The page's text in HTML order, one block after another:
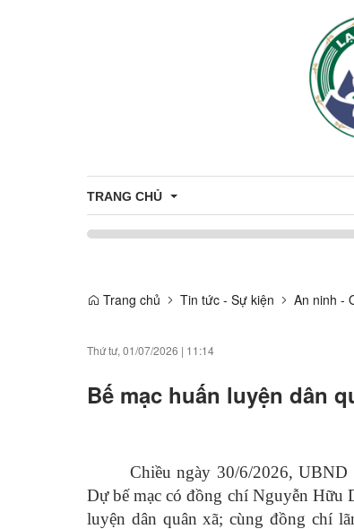
TRANG CHỦ
Thông tin chung
Trang chủ Tin tức - Sự kiện An ninh -
Thứ tư, 01/07/2026 | 11:14
Bế mạc huấn luyện dân
Chiều ngày 30/6/2026, UBND
Dự bế mạc có đồng chí Nguyễn
luyện dân quân xã; cùng đồng chí